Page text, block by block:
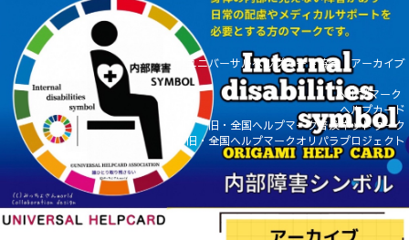
全国ヘルプカードsupporter活動報告 被災地支援活動 全国導入情報
活動の歴史 災害時・緊急時のために！
全国キャンペーン【終了】 募金収支報告 創設者 ご挨拶
お問い合わせ 【運営概要】
フォトコンテスト ご寄附頂いた方のお心 みっちょさんのブログより
お礼の声 元全国ヘルプマーク普及ネットワークメンバー制度終了 オーダーメイドのヘルプマーク・販売のヘルプマークについての当協会の考え方
みんなのフォトギャラリー 管理者専用 管理者専用
ユニバーサルヘルプカード協会│アーカイブ
ヘルプマーク
ヘルプカード
旧・全国ヘルプマーク普及ネットワーク
旧・全国ヘルプマークオリパラプロジェクト